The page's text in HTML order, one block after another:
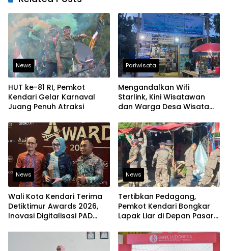
News
HUT ke-81 RI, Pemkot
Kendari Gelar Karnaval
Juang Penuh Atraksi
Pariwisata
Mengandalkan Wifi
Starlink, Kini Wisatawan
dan Warga Desa Wisata
Mengakses Transaksi
Digital
News
Wali Kota Kendari Terima
Detiktimur Awards 2026,
Inovasi Digitalisasi PAD
News
Tertibkan Pedagang,
Pemkot Kendari Bongkar
Lapak Liar di Depan Pasar